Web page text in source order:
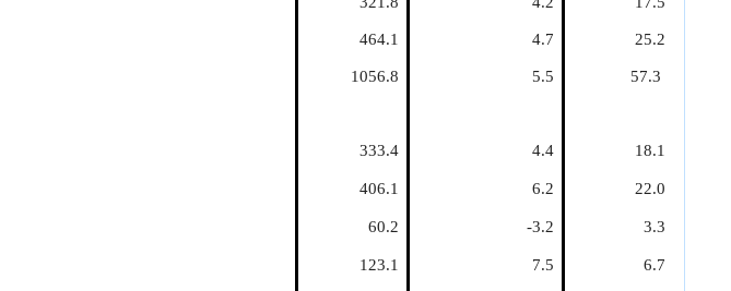
464.1 4.7 25.2
1056.8 5.5 57.3
333.4 4.4 18.1
406.1 6.2 22.0
60.2 -3.2 3.3
123.1 7.5 6.7